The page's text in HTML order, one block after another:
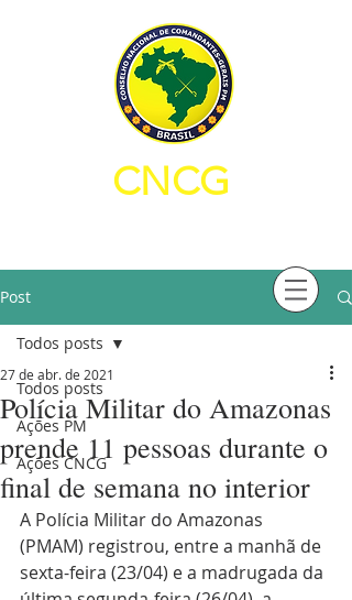
CNCG
Post
Todos posts
Ações PM
Ações CNCG
Todos posts
Polícia Militar do Amazonas
prende 11 pessoas durante o
final de semana no interior
27 de abr. de 2021
A Polícia Militar do Amazonas
(PMAM) registrou, entre a manhã de
sexta-feira (23/04) e a madrugada da